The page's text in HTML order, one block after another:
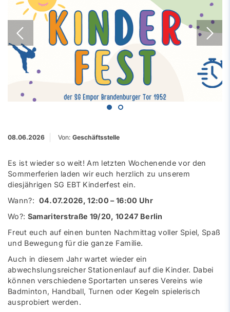
08.06.2026 Von: Geschäftsstelle
Es ist wieder so weit! Am letzten Wochenende vor den
Sommerferien laden wir euch herzlich zu unserem
diesjährigen SG EBT Kinderfest ein.
Wann?: 04.07.2026, 12:00 – 16:00 Uhr
Wo?: Samariterstraße 19/20, 10247 Berlin
Freut euch auf einen bunten Nachmittag voller Spiel, Spaß
und Bewegung für die ganze Familie.
Auch in diesem Jahr wartet wieder ein
abwechslungsreicher Stationenlauf auf die Kinder. Dabei
können verschiedene Sportarten unseres Vereins wie
Badminton, Handball, Turnen oder Kegeln spielerisch
ausprobiert werden.